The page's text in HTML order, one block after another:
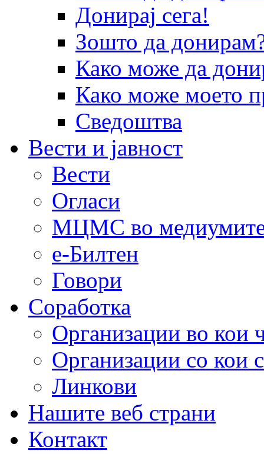
Донирај сега!
Зошто да
Како може да
Како може моето
Сведоштва
Вести и јавност
Вести
Огласи
МЦМС во
е-Билтен
Говори
Соработка
Организации во кои
Организации со кои
Линкови
Нашите веб страни
Контакт